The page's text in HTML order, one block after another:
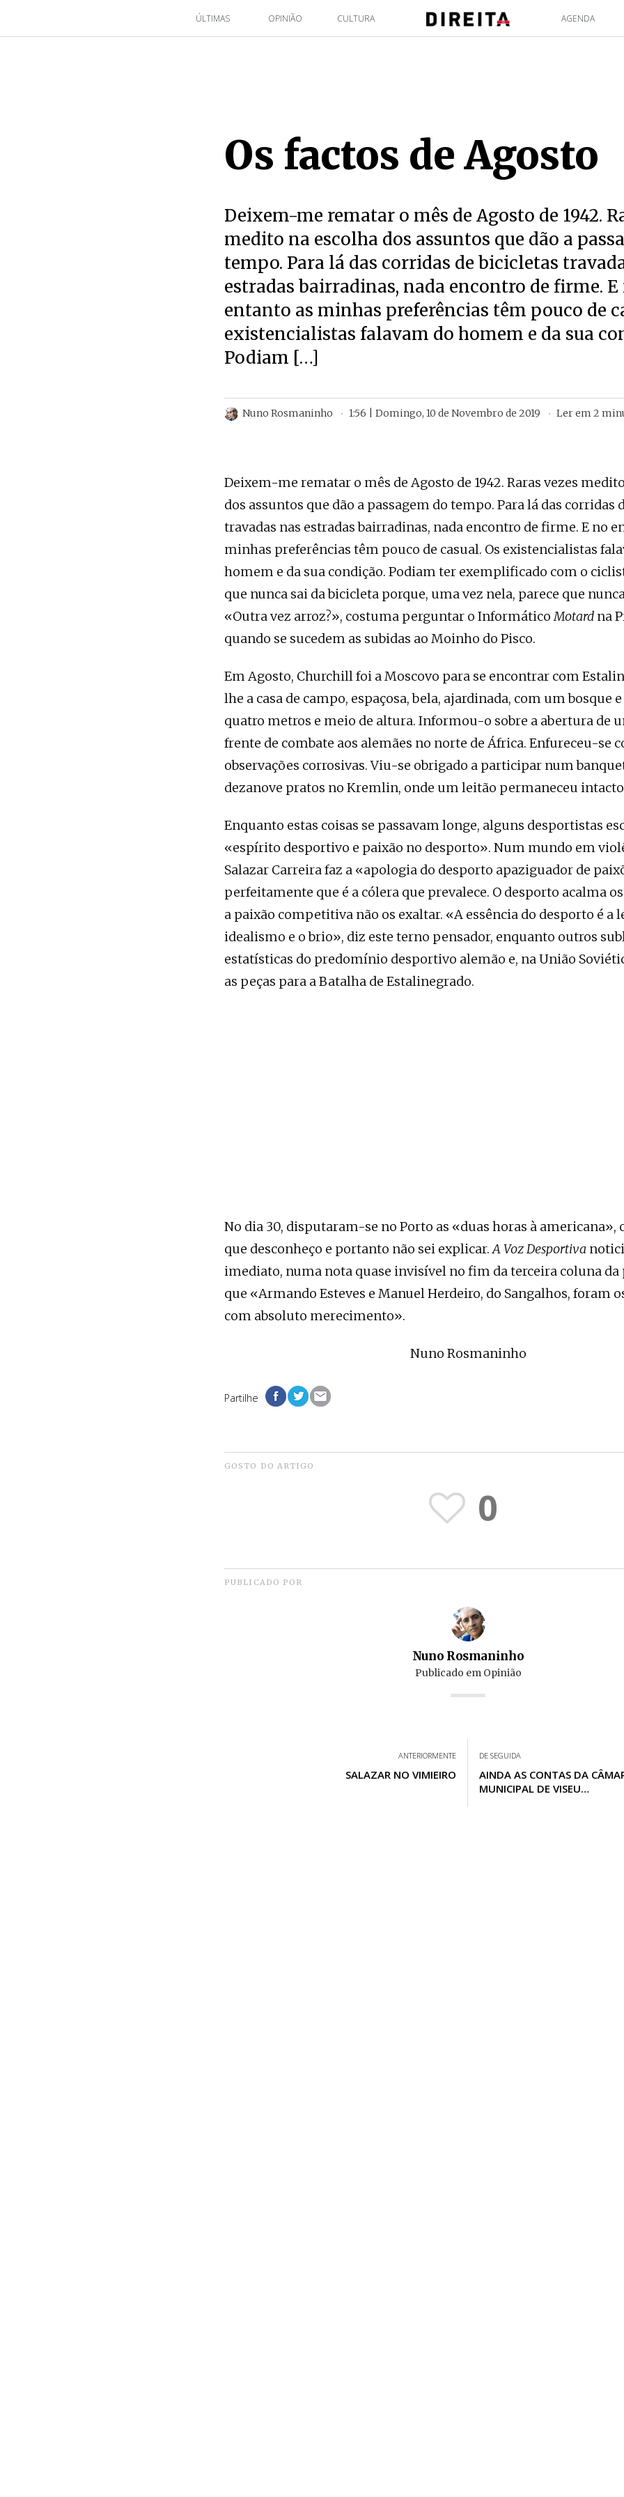
ÚLTIMAS OPINIÃO CULTURA AGENDA
Os factos de Agosto
Deixem-me rematar o mês de Agosto de 1942.
medito na escolha dos assuntos que dão a
tempo. Para lá das corridas de bicicletas
estradas bairradinas, nada encontro de firme. E
entanto as minhas preferências têm pouco de
existencialistas falavam do homem e da sua
Podiam […]
Nuno Rosmaninho 1:56 | Domingo, 10 de Novembro de 2019 Ler em 2
Deixem-me rematar o mês de Agosto de 1942. Raras vezes
dos assuntos que dão a passagem do tempo. Para lá das corridas
travadas nas estradas bairradinas, nada encontro de firme. E no
minhas preferências têm pouco de casual. Os existencialistas
homem e da sua condição. Podiam ter exemplificado com o
que nunca sai da bicicleta porque, uma vez nela, parece que
«Outra vez arroz?», costuma perguntar o InformáticoMotard na
quando se sucedem as subidas ao Moinho do Pisco.
Em Agosto, Churchill foi a Moscovo para se encontrar com
lhe a casa de campo, espaçosa, bela, ajardinada, com um bosque
quatro metros e meio de altura. Informou-o sobre a abertura de
frente de combate aos alemães no norte de África. Enfureceu-se
observações corrosivas. Viu-se obrigado a participar num
dezanove pratos no Kremlin, onde um leitão permaneceu intacto
Enquanto estas coisas se passavam longe, alguns desportistas
«espírito desportivo e paixão no desporto». Num mundo em
Salazar Carreira faz a «apologia do desporto apaziguador de
perfeitamente que é a cólera que prevalece. O desporto acalma
a paixão competitiva não os exaltar. «A essência do desporto é a
idealismo e o brio», diz este terno pensador, enquanto outros
estatísticas do predomínio desportivo alemão e, na União
as peças para a Batalha de Estalinegrado.
No dia 30, disputaram-se no Porto as «duas horas à americana»,
que desconheço e portanto não sei explicar.A Voz Desportiva
imediato, numa nota quase invisível no fim da terceira coluna da
que «Armando Esteves e Manuel Herdeiro, do Sangalhos, foram
com absoluto merecimento».
Nuno Rosmaninho
Partilhe
GOSTO DO ARTIGO
0
PUBLICADO POR
Nuno Rosmaninho
Publicado em Opinião
ANTERIORMENTE
SALAZAR NO VIMIEIRO
DE SEGUIDA
AINDA AS CONTAS DA
MUNICIPAL DE VISEU…